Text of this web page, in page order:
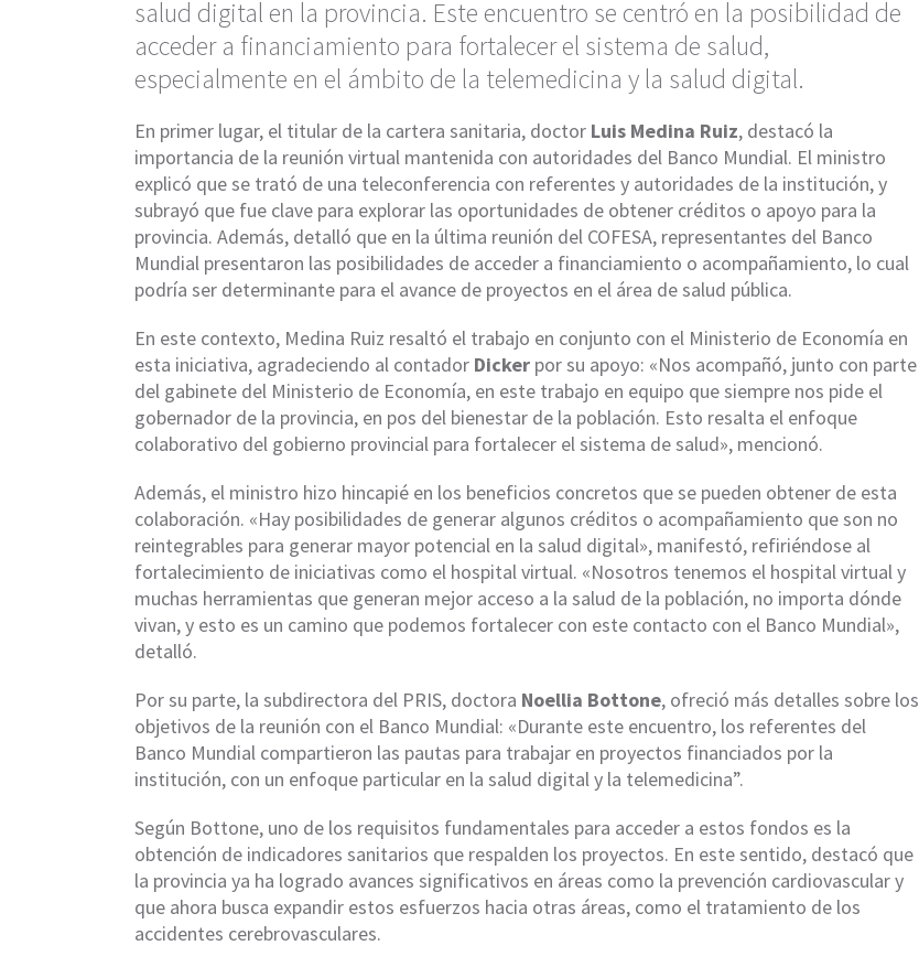
salud digital en la provincia. Este encuentro se centró en la posibilidad de
acceder a financiamiento para fortalecer el sistema de salud,
especialmente en el ámbito de la telemedicina y la salud digital.
En primer lugar, el titular de la cartera sanitaria, doctor Luis Medina Ruiz, destacó la
importancia de la reunión virtual mantenida con autoridades del Banco Mundial. El ministro
explicó que se trató de una teleconferencia con referentes y autoridades de la institución, y
subrayó que fue clave para explorar las oportunidades de obtener créditos o apoyo para la
provincia. Además, detalló que en la última reunión del COFESA, representantes del Banco
Mundial presentaron las posibilidades de acceder a financiamiento o acompañamiento, lo cual
podría ser determinante para el avance de proyectos en el área de salud pública.
En este contexto, Medina Ruiz resaltó el trabajo en conjunto con el Ministerio de Economía en
esta iniciativa, agradeciendo al contador Dicker por su apoyo: «Nos acompañó, junto con parte
del gabinete del Ministerio de Economía, en este trabajo en equipo que siempre nos pide el
gobernador de la provincia, en pos del bienestar de la población. Esto resalta el enfoque
colaborativo del gobierno provincial para fortalecer el sistema de salud», mencionó.
Además, el ministro hizo hincapié en los beneficios concretos que se pueden obtener de esta
colaboración. «Hay posibilidades de generar algunos créditos o acompañamiento que son no
reintegrables para generar mayor potencial en la salud digital», manifestó, refiriéndose al
fortalecimiento de iniciativas como el hospital virtual. «Nosotros tenemos el hospital virtual y
muchas herramientas que generan mejor acceso a la salud de la población, no importa dónde
vivan, y esto es un camino que podemos fortalecer con este contacto con el Banco Mundial»,
detalló.
Por su parte, la subdirectora del PRIS, doctora Noellia Bottone, ofreció más detalles sobre los
objetivos de la reunión con el Banco Mundial: «Durante este encuentro, los referentes del
Banco Mundial compartieron las pautas para trabajar en proyectos financiados por la
institución, con un enfoque particular en la salud digital y la telemedicina”.
Según Bottone, uno de los requisitos fundamentales para acceder a estos fondos es la
obtención de indicadores sanitarios que respalden los proyectos. En este sentido, destacó que
la provincia ya ha logrado avances significativos en áreas como la prevención cardiovascular y
que ahora busca expandir estos esfuerzos hacia otras áreas, como el tratamiento de los
accidentes cerebrovasculares.